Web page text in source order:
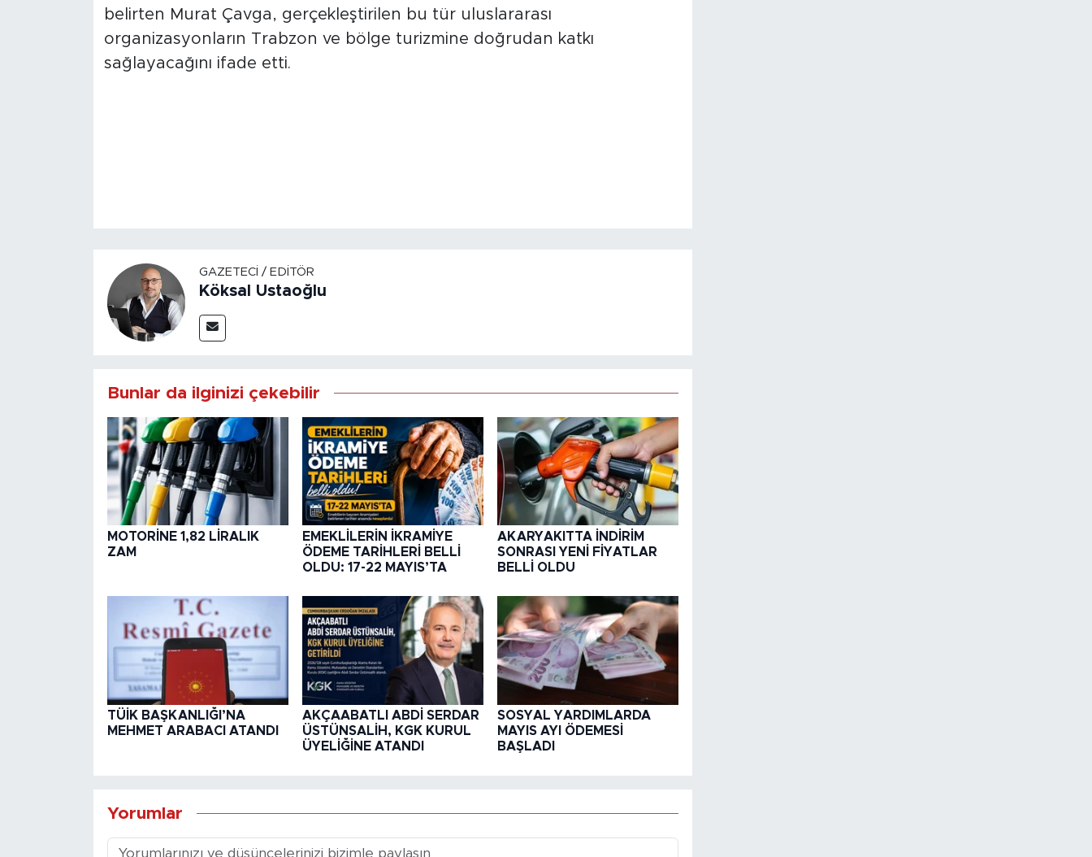
belirten Murat Çavga, gerçekleştirilen bu tür uluslararası
organizasyonların Trabzon ve bölge turizmine doğrudan katkı
sağlayacağını ifade etti.
GAZETECI / EDITÖR
Köksal Ustaoğlu
Bunlar da ilginizi çekebilir
MOTORİNE 1,82 LİRALIK
ZAM
EMEKLİLERİN İKRAMİYE
ÖDEME TARİHLERİ BELLİ
OLDU: 17-22 MAYIS’TA
AKARYAKITTA İNDİRİM
SONRASI YENİ FİYATLAR
BELLİ OLDU
TÜİK BAŞKANLIĞI’NA
MEHMET ARABACI ATANDI
AKÇAABATLI ABDİ SERDAR
ÜSTÜNSALİH, KGK KURUL
ÜYELİĞİNE ATANDI
SOSYAL YARDIMLARDA
MAYIS AYI ÖDEMESİ
BAŞLADI
Yorumlar